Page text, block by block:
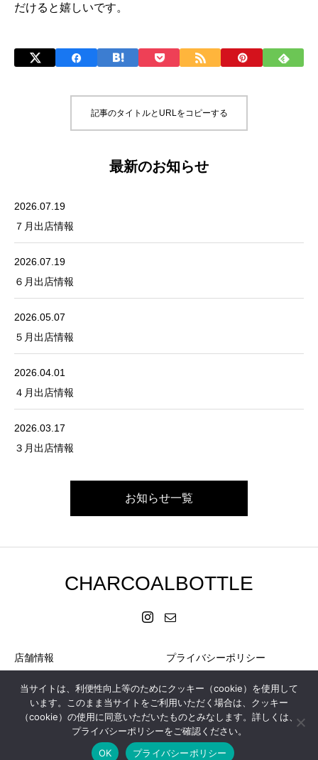
だけると嬉しいです。
記事のタイトルとURLをコピーする
最新のお知らせ
2026.07.19
７月出店情報
2026.07.19
６月出店情報
2026.05.07
５月出店情報
2026.04.01
４月出店情報
2026.03.17
３月出店情報
お知らせ一覧
CHARCOALBOTTLE
店舗情報
お問い合わせ
プライバシーポリシー
特定商取引に基づく表記
会社概要
Copyright © 2025 Charcoal Bottle All Rights Reserved.
当サイトは、利便性向上等のためにクッキー（cookie）を使用して
います。このまま当サイトをご利用いただく場合は、クッキー
（cookie）の使用に同意いただいたものとみなします。詳しくは、
プライバシーポリシーをご確認ください。
OK
プライバシーポリシー